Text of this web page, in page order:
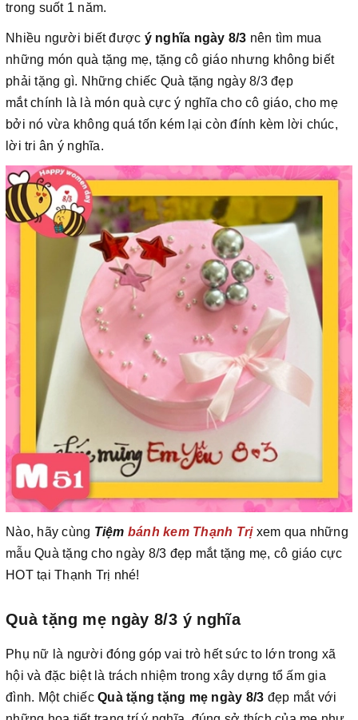
trong suốt 1 năm.
Nhiều người biết được ý nghĩa ngày 8/3 nên tìm mua
những món quà tặng mẹ, tặng cô giáo nhưng không biết
phải tặng gì. Những chiếc Quà tặng ngày 8/3 đẹp
mắt chính là là món quà cực ý nghĩa cho cô giáo, cho mẹ
bởi nó vừa không quá tốn kém lại còn đính kèm lời chúc,
lời tri ân ý nghĩa.
Nào, hãy cùng Tiệm bánh kem Thạnh Trịxem qua những
mẫu Quà tặng cho ngày 8/3 đẹp mắt tặng mẹ, cô giáo cực
HOT tại Thạnh Trị nhé!
Quà tặng mẹ ngày 8/3 ý nghĩa
Phụ nữ là người đóng góp vai trò hết sức to lớn trong xã
hội và đặc biệt là trách nhiệm trong xây dựng tổ ấm gia
đình. Một chiếc Quà tặng tặng mẹ ngày 8/3 đẹp mắt với